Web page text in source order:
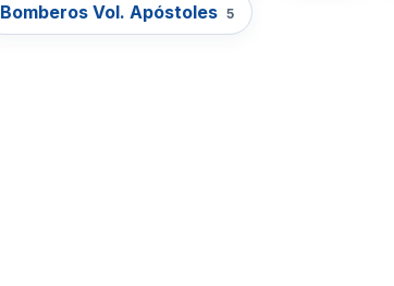
Bomberos Vol. Apóstoles 5